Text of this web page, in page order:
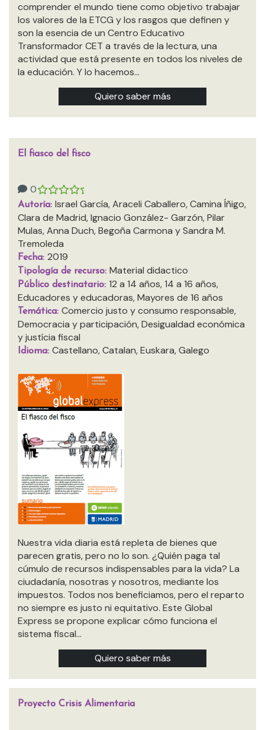
comprender el mundo tiene como objetivo trabajar
los valores de la ETCG y los rasgos que definen y
son la esencia de un Centro Educativo
Transformador CET a través de la lectura, una
actividad que está presente en todos los niveles de
la educación. Y lo hacemos…
Quiero saber más
El fiasco del fisco
0
Autoría: Israel García, Araceli Caballero, Camina Íñigo,
Clara de Madrid, Ignacio González- Garzón, Pilar
Mulas, Anna Duch, Begoña Carmona y Sandra M.
Tremoleda
Fecha: 2019
Tipología de recurso: Material didactico
Público destinatario: 12 a 14 años, 14 a 16 años,
Educadores y educadoras, Mayores de 16 años
Temática: Comercio justo y consumo responsable,
Democracia y participación, Desigualdad económica
y justícia fiscal
Idioma: Castellano, Catalan, Euskara, Galego
Nuestra vida diaria está repleta de bienes que
parecen gratis, pero no lo son. ¿Quién paga tal
cúmulo de recursos indispensables para la vida? La
ciudadanía, nosotras y nosotros, mediante los
impuestos. Todos nos beneficiamos, pero el reparto
no siempre es justo ni equitativo. Este Global
Express se propone explicar cómo funciona el
sistema fiscal…
Quiero saber más
Proyecto Crisis Alimentaria